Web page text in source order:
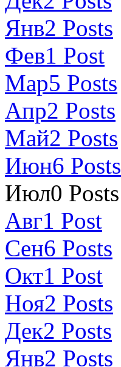
Янв2 Posts
Фев1 Post
Мар5 Posts
Апр2 Posts
Май2 Posts
Июн6 Posts
Июл0 Posts
Авг1 Post
Сен6 Posts
Окт1 Post
Ноя2 Posts
Дек2 Posts
Янв2 Posts